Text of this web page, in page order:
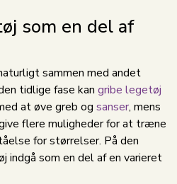
som en del af
sammen med andet
tidlige fase kan gribe legetøj
at øve greb og sanser, mens
flere muligheder for at træne
for størrelser. På den
indgå som en del af en varieret